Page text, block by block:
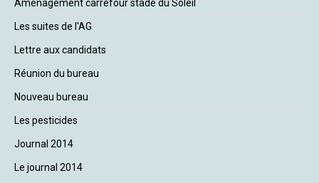
Aménagement carrefour stade du Soleil
Les suites de l'AG
Lettre aux candidats
Réunion du bureau
Nouveau bureau
Les pesticides
Journal 2014
Le journal 2014